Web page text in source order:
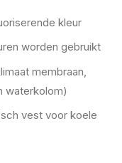
kleur
worden gebruikt
membraan,
waterkolom)
vest voor koele